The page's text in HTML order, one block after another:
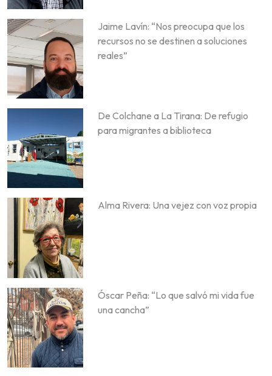
Jaime Lavín: “Nos preocupa que los
recursos no se destinen a soluciones
reales”
De Colchane a La Tirana: De refugio
para migrantes a biblioteca
Alma Rivera: Una vejez con voz propia
Óscar Peña: “Lo que salvó mi vida fue
una cancha”